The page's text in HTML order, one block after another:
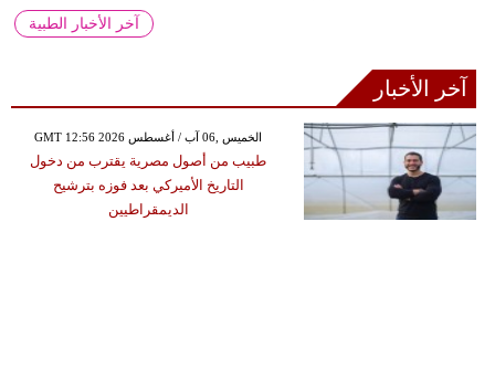
آخر الأخبار الطبية
آخر الأخبار
GMT 12:56 2026 الخميس ,06 آب / أغسطس
طبيب من أصول مصرية يقترب من دخول
التاريخ الأميركي بعد فوزه بترشيح
الديمقراطيين